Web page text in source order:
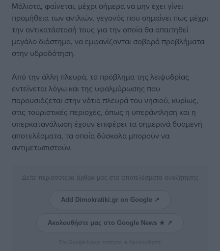
Μάλιστα, φαίνεται, μέχρι σήμερα να μην έχει γίνει
προμήθεια των αντλιών, γεγονός που σημαίνει πως μέχρι
την αντικατάστασή τους για την οποία θα απαιτηθεί
μεγάλο διάστημα, να εμφανίζονται σοβαρά προβλήματα
στην υδροδότηση.
Από την άλλη πλευρά, το πρόβλημα της λειψυδρίας
εντείνεται λόγω και της υφαλμύρωσης που
παρουσιάζεται στην νότια πλευρά του νησιού, κυρίως,
στις τουριστικές περιοχές, όπως η υπεράντληση και η
υπερκατανάλωση έχουν επιφέρει τα σημερινά δυσμενή
αποτελέσματα, τα οποία δύσκολα μπορούν να
αντιμετωπιστούν.
Δείτε περισσότερα άρθρα μας στα αποτελέσματα αναζήτησης
Add Dimokratiki.gr on Google ↗
Ακολουθήστε μας στο Google News ★ ↗